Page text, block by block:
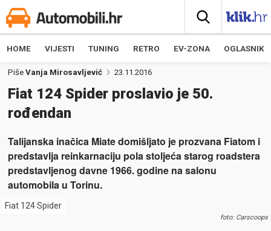
HOME VIJESTI TUNING RETRO EV-ZONA OGLASNIK
Piše Vanja Mirosavljević 23.11.2016
Fiat 124 Spider proslavio je 50.
rođendan
Talijanska inačica Miate domišljato je prozvana Fiatom i
predstavlja reinkarnaciju pola stoljeća starog roadstera
predstavljenog davne 1966. godine na salonu
automobila u Torinu.
Fiat 124 Spider
foto: Carscoops